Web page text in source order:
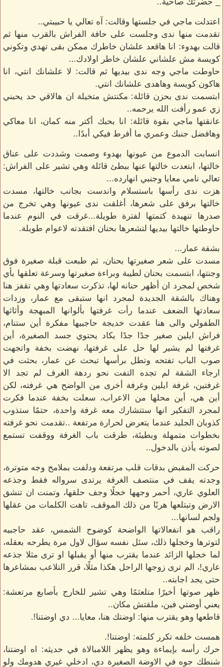
اعتدلت ماجي في جلستها وقالت: آه تعالي يا حبيبتي..
تقدمت منها ندى وجلست على حافة الفراش بالقرب منها ثم
قالت بهدوء: انا هاقعد علشان خاطرك ممكن بقى تهدي وتكوني
كويسة مش علشاني علشان خاطر اولادك...
حاوطت ماجي وجه ندى بيديها ثم قالت: لا علشانك انتي، انا
هاكون كويسة وهاهدى علشانك انتي.
ابتسمت ندى بحزن قائلة: مكنتش متخيلة ان هالاقي حد يحبني
زي عمو رأفت الله يرحمه..
عانقتها ماجي بقوة قائلة: انا بحبك أكتر منه كمان، انا معاكي
وهافضل جنبك وعمري ما أفرط فيكي أبدًا..
انسابت الدموع من عيونها بهدوء وصمت وشددت على عناق
خالتها، ابتعدت خالتها عنها ببطئ قائلة وهي تشير على الفراش:
تعالي نامي معايا وجنبي انهارده...
هزت ندى رأسها باستسلام واندست بجانب خالتها، مسدت
خالتها برفق على شعرها، أغلقت ندى عيونها وهي تخرج من
صدرها تنهيدة كتمتها لفترة طويلة...غرقت في النوم عندما
حاوطتها خالتها بيديها لتشعرها بحنان افتقدته لاعوام طويلة.
بشقة عمار...
مسدت على شعر صغيرتها بحنان، ثم طبعت قبلة صغيرة فوق
وجنتها، ابتسمت بحنان لطيبة وبراءة صغيرتها وسرعة تعلقها بأي
شخص لمجرد ان أظهر حنانه لها، تذكرت سعادتها وهي تقفز هنا
وهناك بالشقة الجديدة لمجرد انها ستبقى مع عمار، وزدات
سعادتها الضعف عندما رأت غرفتها بألوانها المبهجة وأثاثها
الطفولي والى هنا عقدت خديجة حاجبيها مفكرة أين ستنام،
فراش ايلين صغير جدًا جدًا يكاد يحتوي جسد الصغيرة، أين
غرفتها لم يشير لها حل على غرفتها، نهضت بخفة واتجهت
صوب الباب تفتحه وتطل برأسها تبحث عن عمار، بحثت في
ارجاء الشقة لم تجده التفت نحو ردهة الغرف لم تجد الا
غرفتين، غرفة ايلين وغرفة أخرى من الواضح هي غرفته، لكن
أين هي، أين محلها من الاعراب، سعلت بخفة عندما فكرت
لمجرد التفكير انها ستتشارك معه غرفة واحدة، حتمًا ستذوب
كذوبان الجليد عندما يتعرض لحرارة مرتفعة ..تقدمت نحو غرفته
بخطوات متمهلة وبطيئة، طرقت باب الغرفة ووقفت تستمع
لصوته يأذن بالدخول..
حركت المقبض بدقات قلب مرتفعة ودلفت بملامح وجه متوترة،
وجدته يقف في منتصف الغرفة يرتدى سرواله فقط وجذعه
العلوي عاري، أحمر وجهها خجلًا وجف حلقها، وتمنت ان تنشق
الارض وتبتلعها هربًا من ذلك الموقف، تاهت الكلمات من عقلها
ولجم لسانها...
راقب هو انفعالاتها الواضحة كوضوح الشمس، عقد حاجبيه
لتوترها وخجلها ذلك، سئل نفسه سؤال لاول مرة يطرحه بعقله،
لما خجلها الزائد عندما يقترب منها أو يقبلها او ترى مثلا جذعه
عاري!، الم ترى زوجها الراحل هكذا مثلًا، قرر التلاعب بمشاعرها
حتى يجد اجابته..
ظهر صوتها أخيرًا متلعثمًا وهي تشير للخارج بأصابع مرتعشة:
يعني أوضتي فين، ملقتش مكان..
قاطعها وهو يقترب منها: اوضتك هنا، معايا... دي اوضتنا!.
همست خلفه تكرر كلمته: اوضتنا!.
حرك رأسه بإيماءة وهو يظهر اللامبالاة في حديثه: اه اوضتنا،
شنطك جوه في الاوضة الصغيرة دي، ادخلي غيري هدومك ولو